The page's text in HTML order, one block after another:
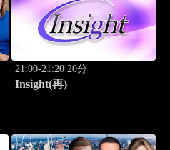
21:00-21:20 20分
Insight(再)